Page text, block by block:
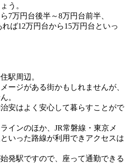
う。
7万円台後半～8万円台前半、
ば12万円台から15万円台といっ
駅周辺。
ージがある街かもしれませんが、
。
安はよく安心して暮らすことがで
インのほか、JR常磐線・東京メ
いった路線が利用できアクセスは
発駅ですので、座って通勤できる